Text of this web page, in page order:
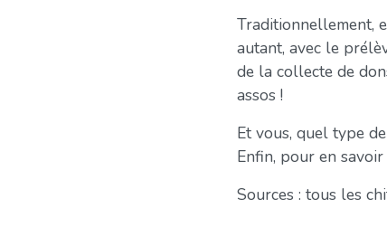
Traditionnellement,
autant, avec le
de la collecte de
assos !
Et vous, quel type
Enfin, pour en
Sources : tous les